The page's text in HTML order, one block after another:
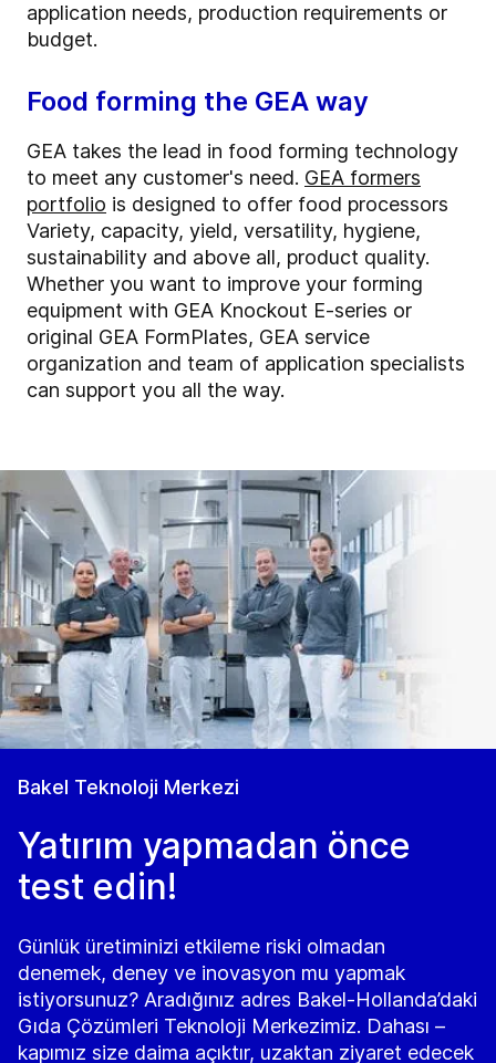
application needs, production requirements or
budget.
Food forming the GEA way
GEA takes the lead in food forming technology
to meet any customer's need. GEA formers
portfolio is designed to offer food processors
Variety, capacity, yield, versatility, hygiene,
sustainability and above all, product quality.
Whether you want to improve your forming
equipment with GEA Knockout E-series or
original GEA FormPlates, GEA service
organization and team of application specialists
can support you all the way.
Bakel Teknoloji Merkezi
Yatırım yapmadan önce
test edin!
Günlük üretiminizi etkileme riski olmadan
denemek, deney ve inovasyon mu yapmak
istiyorsunuz? Aradığınız adres Bakel-Hollanda’daki
Gıda Çözümleri Teknoloji Merkezimiz. Dahası –
kapımız size daima açıktır, uzaktan ziyaret edecek